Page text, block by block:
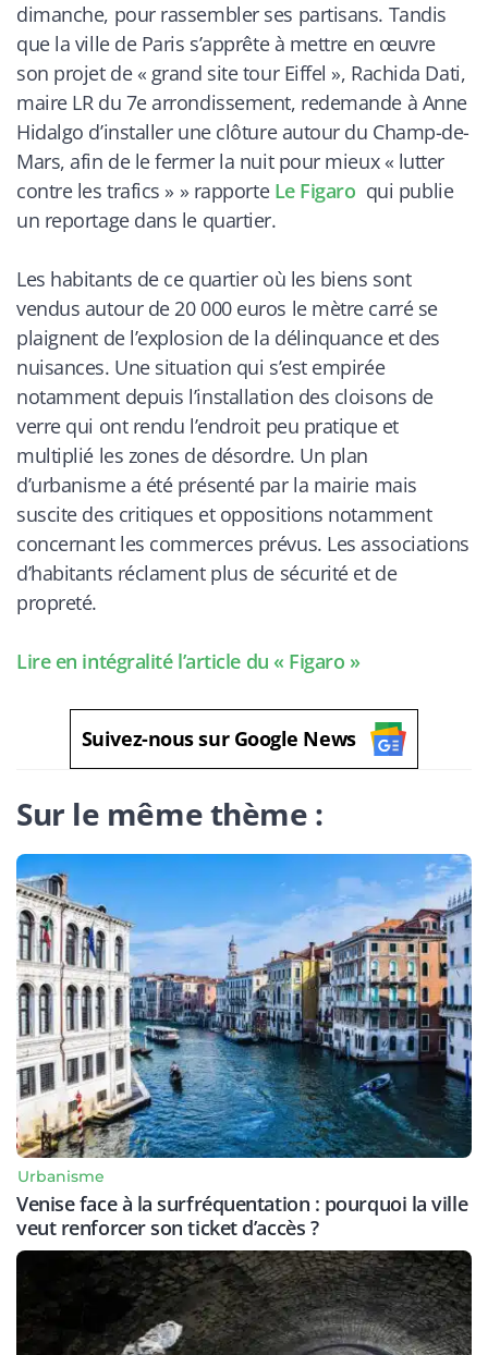
dimanche, pour rassembler ses partisans. Tandis
que la ville de Paris s’apprête à mettre en œuvre
son projet de « grand site tour Eiffel », Rachida Dati,
maire LR du 7e arrondissement, redemande à Anne
Hidalgo d’installer une clôture autour du Champ-de-
Mars, afin de le fermer la nuit pour mieux « lutter
contre les trafics » » rapporte Le Figaro qui publie
un reportage dans le quartier.
Les habitants de ce quartier où les biens sont
vendus autour de 20 000 euros le mètre carré se
plaignent de l’explosion de la délinquance et des
nuisances. Une situation qui s’est empirée
notamment depuis l’installation des cloisons de
verre qui ont rendu l’endroit peu pratique et
multiplié les zones de désordre. Un plan
d’urbanisme a été présenté par la mairie mais
suscite des critiques et oppositions notamment
concernant les commerces prévus. Les associations
d’habitants réclament plus de sécurité et de
propreté.
Lire en intégralité l’article du « Figaro »
Suivez-nous sur Google News
Sur le même thème :
Urbanisme
Venise face à la surfréquentation : pourquoi la ville
veut renforcer son ticket d’accès ?